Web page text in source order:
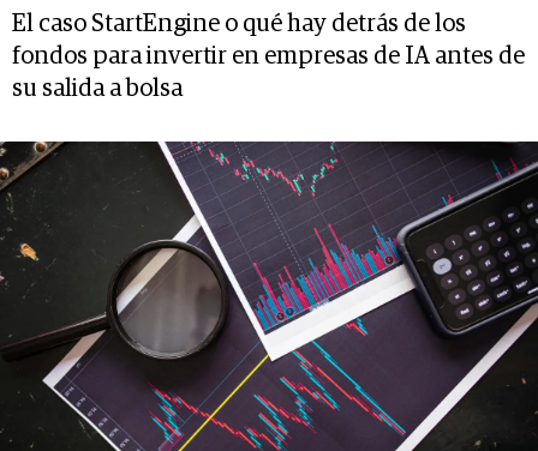
El caso StartEngine o qué hay detrás de los
fondos para invertir en empresas de IA antes de
su salida a bolsa